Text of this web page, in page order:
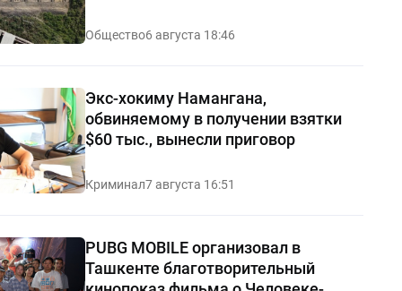
Общество6 августа 18:46
Экс-хокиму Намангана,
обвиняемому в получении взятки
$60 тыс., вынесли приговор
Криминал7 августа 16:51
PUBG MOBILE организовал в
Ташкенте благотворительный